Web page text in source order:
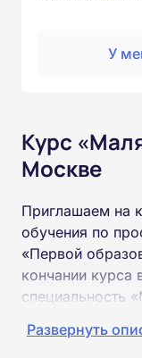
У
Курс
Москве
Приглашаем на
обучения по
«Первой
кончании курса
специальность
Развернуть